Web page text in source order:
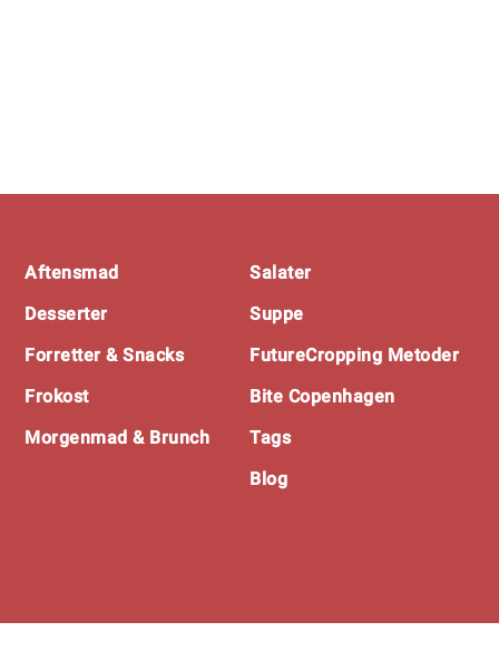
Footer
Aftensmad
Desserter
Forretter & Snacks
Frokost
Morgenmad & Brunch
Salater
Suppe
FutureCropping Metoder
Bite Copenhagen
Tags
Blog